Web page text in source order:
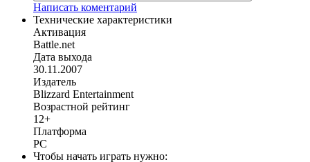
Написать коментарий
Технические характеристики
Активация
Battle.net
Дата выхода
30.11.2007
Издатель
Blizzard Entertainment
Возрастной рейтинг
12+
Платформа
PC
Чтобы начать играть нужно: